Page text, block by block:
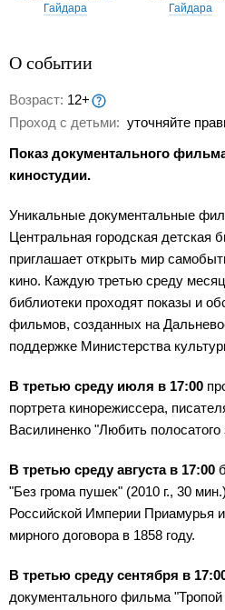
Гайдара
Гайдара
О событии
Возраст: 12+
Проход с детьми: уточняйте
Показ документального
киностудии.
Уникальные документальные
Центральная городская детская
приглашает открыть мир
кино. Каждую третью среду
библиотеки проходят показы и
фильмов, созданных на
поддержке Министерства
В третью среду июля в 17:00
портрета кинорежиссера,
Василиненко "Любить полосатого
В третью среду августа в 17:00
"Без грома пушек" (2010 г., 30
Российской Империи Приамурья
мирного договора в 1858 году.
В третью среду сентября в
документального фильма "Тропой